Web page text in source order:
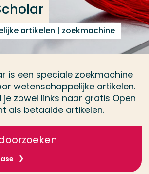
artikelen | zoekmachine
is een speciale zoekmachine
wetenschappelijke artikelen.
je zowel links naar gratis Open
als betaalde artikelen.